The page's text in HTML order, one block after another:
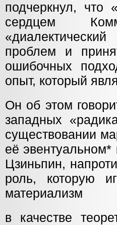
подчеркнул, что
сердцем
проблем и
ошибочных
опыт, который
Он об этом
западных
существовании
её
Цзиньпин,
роль, которую
материализм
в качестве